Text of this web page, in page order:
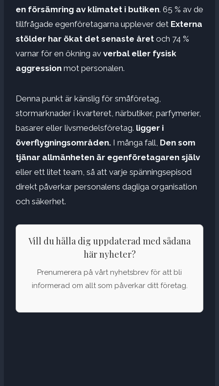
en försämring av klimatet i butiken. 65 % av de
tillfrågade egenföretagarna upplever det Externa
stölder har ökat det senaste året och 74 %
varnar för en ökning av verbal eller fysisk
aggression mot personalen.
Denna punkt är känslig för småföretag,
stormarknader i kvarteret, närbutiker, parfymerier,
basarer eller livsmedelsföretag. ligger i
överflygningsområden. I många fall, Den som
tjänar allmänheten är egenföretagaren själv
eller ett litet team, så att varje spänningsepisod
direkt påverkar personalens dagliga organisation
och säkerhet.
Vill du hålla dig uppdaterad med sådana
här nyheter?
Prenumerera på vårt nyhetsbrev för att bli
informerad om allt som påverkar ditt företag.